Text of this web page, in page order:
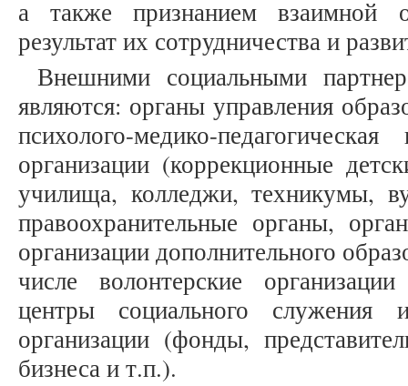
а также признанием взаимной
результат их сотрудничества и
Внешними социальными
являются: органы управления
психолого-медико-
организации (коррекционные
училища, колледжи, техникумы,
правоохранительные органы,
организации дополнительного
числе волонтерские
центры социального служения
организации (фонды,
бизнеса и т.п.).